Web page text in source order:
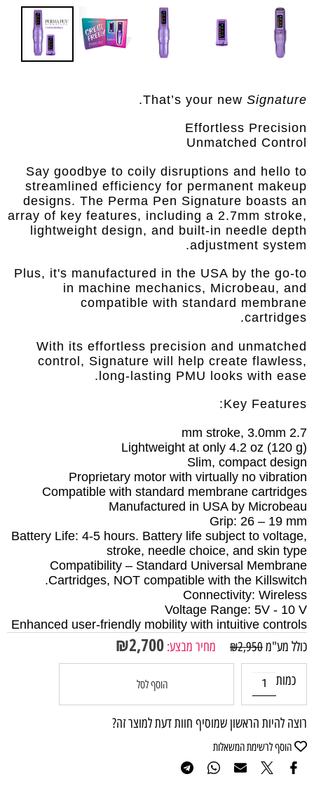
That’s your new Signature
.
Effortless Precision
Unmatched Control
Say goodbye to coily disruptions and hello to
streamlined efficiency for permanent makeup
designs. The Perma Pen Signature boasts an
array of key features, including a 2.7mm stroke,
lightweight design, and built-in needle depth
adjustment system.
Plus, it's manufactured in the USA by the go-to
in machine mechanics, Microbeau, and
compatible with standard membrane
cartridges.
With its effortless precision and unmatched
control, Signature will help create flawless,
long-lasting PMU looks with ease.
Key Features:
2.7 mm stroke, 3.0mm
Lightweight at only 4.2 oz (120 g)
Slim, compact design
Proprietary motor with virtually no vibration
Compatible with standard membrane cartridges
Manufactured in USA by Microbeau
Grip: 26 – 19 mm
Battery Life: 4-5 hours. Battery life subject to voltage,
stroke, needle choice, and skin type
Compatibility – Standard Universal Membrane
Cartridges, NOT compatible with the Killswitch.
Connectivity: Wireless
Voltage Range: 5V - 10 V
Enhanced user-friendly mobility with intuitive controls
כולל מע"מ ₪2,950 מחיר מבצע: ₪2,700
כמות הוסף לסל
רוצה להיות הראשון שמוסיף חוות דעת למוצר זה?
הוסף לרשימת המשאלות